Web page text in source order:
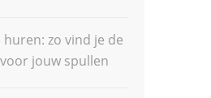
zo vind je de
jouw spullen